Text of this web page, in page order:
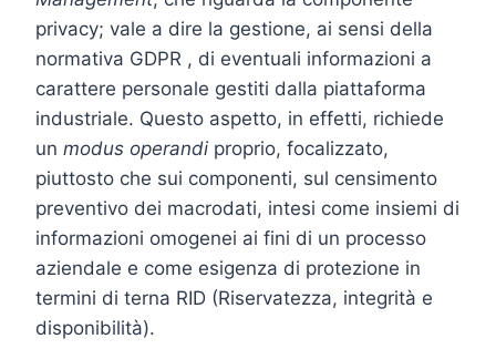
privacy; vale a dire la gestione, ai sensi della
normativa GDPR , di eventuali informazioni a
carattere personale gestiti dalla piattaforma
industriale. Questo aspetto, in effetti, richiede
un modus operandi proprio, focalizzato,
piuttosto che sui componenti, sul censimento
preventivo dei macrodati, intesi come insiemi di
informazioni omogenei ai fini di un processo
aziendale e come esigenza di protezione in
termini di terna RID (Riservatezza, integrità e
disponibilità).